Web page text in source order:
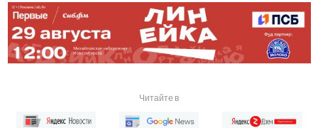
Читайте в